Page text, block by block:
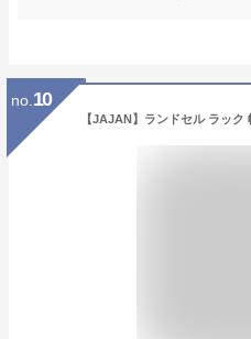
no. 10